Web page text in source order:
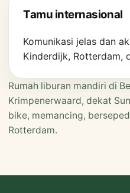
Tamu internasional
Komunikasi jelas dan
Kinderdijk, Rotterdam,
Rumah liburan mandiri di
Krimpenerwaard, dekat
bike, memancing,
Rotterdam.